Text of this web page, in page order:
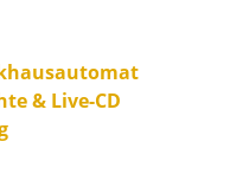
& Live-CD